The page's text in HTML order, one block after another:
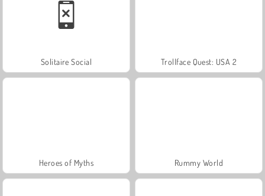
Solitaire Social Trollface Quest: USA 2
Heroes of Myths Rummy World